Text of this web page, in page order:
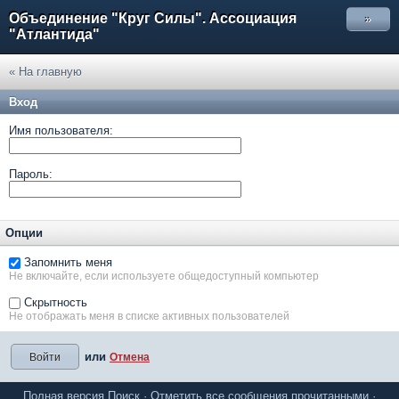
Объединение "Круг Силы". Ассоциация
"Атлантида"
»
« На главную
Вход
Имя пользователя:
Пароль:
Опции
Запомнить меня
Не включайте, если используете общедоступный компьютер
Скрытность
Не отображать меня в списке активных пользователей
или Отмена
Полная версия Поиск · Отметить все сообщения прочитанными ·